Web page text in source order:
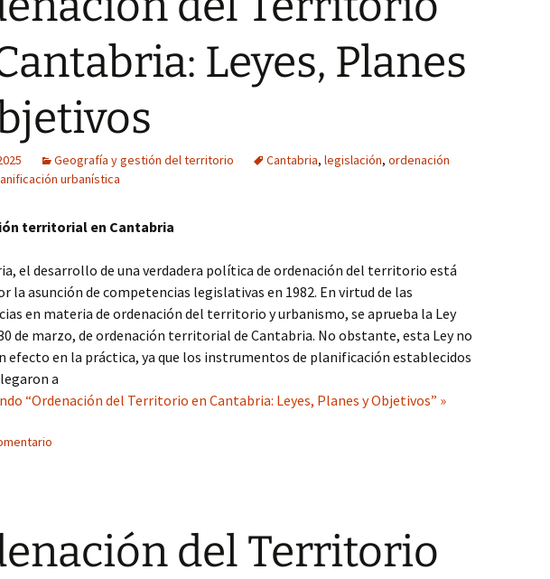
Leyes, Planes
Geografía y gestión del territorio Cantabria, legislación, ordenación
urbanística
territorial en Cantabria
el desarrollo de una verdadera política de ordenación del territorio está
la asunción de competencias legislativas en 1982. En virtud de las
en materia de ordenación del territorio y urbanismo, se aprueba la Ley
de marzo, de ordenación territorial de Cantabria. No obstante, esta Ley no
efecto en la práctica, ya que los instrumentos de planificación establecidos
a
“Ordenación del Territorio en Cantabria: Leyes, Planes y Objetivos” »
del Territorio